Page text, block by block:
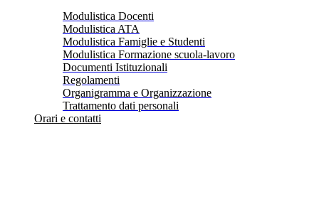
Modulistica Docenti
Modulistica ATA
Modulistica Famiglie e Studenti
Modulistica Formazione scuola-lavoro
Documenti Istituzionali
Regolamenti
Organigramma e Organizzazione
Trattamento dati personali
Orari e contatti